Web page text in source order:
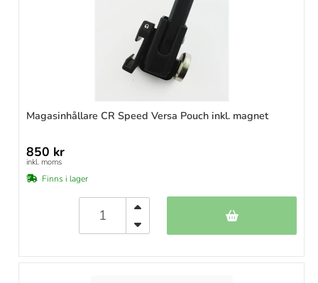
Magasinhållare CR Speed Versa Pouch inkl. magnet
850 kr
inkl. moms
Finns i lager